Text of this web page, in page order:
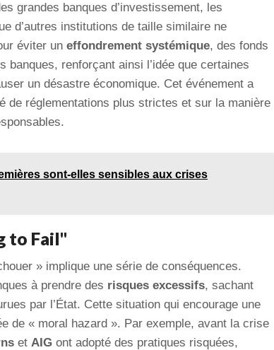
grandes banques d’investissement, les
d’autres institutions de taille similaire ne
éviter un effondrement systémique, des fonds
renforçant ainsi l’idée que certaines
un désastre économique. Cet événement a
de réglementations plus strictes et sur la manière
sont-elles sensibles aux crises
to Fail"
» implique une série de conséquences.
à prendre des risques excessifs, sachant
par l’État. Cette situation qui encourage une
de « moral hazard ». Par exemple, avant la crise
et AIG ont adopté des pratiques risquées,